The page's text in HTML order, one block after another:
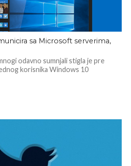
sa Microsoft serverima,
odavno sumnjali stigla je pre
korisnika Windows 10